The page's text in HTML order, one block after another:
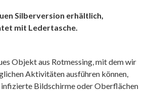
Silberversion erhältlich,
mit Ledertasche.
Objekt aus Rotmessing, mit dem wir
Aktivitäten ausführen können,
Bildschirme oder Oberflächen